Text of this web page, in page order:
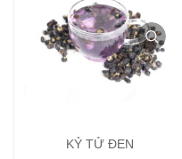
KỶ TỬ ĐEN